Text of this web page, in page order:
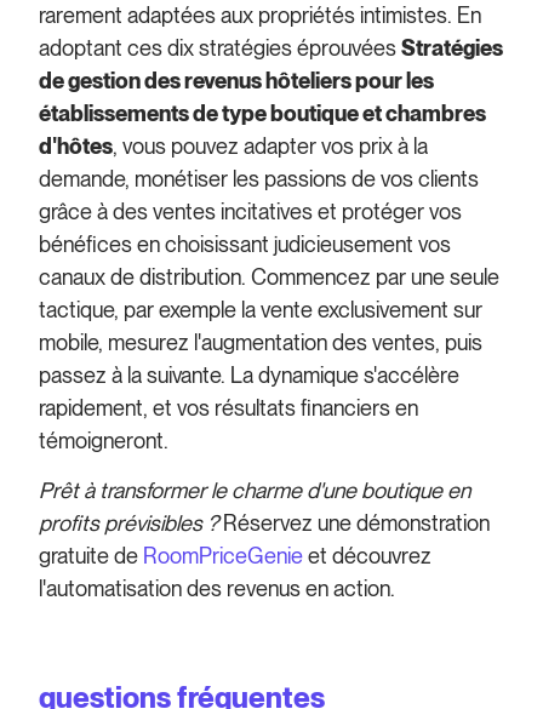
rarement adaptées aux propriétés intimistes. En
adoptant ces dix stratégies éprouvéesStratégies
de gestion des revenus hôteliers pour les
établissements de type boutique et chambres
d'hôtes, vous pouvez adapter vos prix à la
demande, monétiser les passions de vos clients
grâce à des ventes incitatives et protéger vos
bénéfices en choisissant judicieusement vos
canaux de distribution. Commencez par une seule
tactique, par exemple la vente exclusivement sur
mobile, mesurez l'augmentation des ventes, puis
passez à la suivante. La dynamique s'accélère
rapidement, et vos résultats financiers en
témoigneront.
Prêt à transformer le charme d'une boutique en
profits prévisibles ?Réservez une démonstration
gratuite de RoomPriceGenieet découvrez
l'automatisation des revenus en action.
questions fréquentes